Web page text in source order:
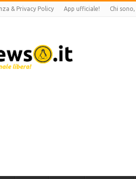
& Privacy Policy App ufficiale! Chi